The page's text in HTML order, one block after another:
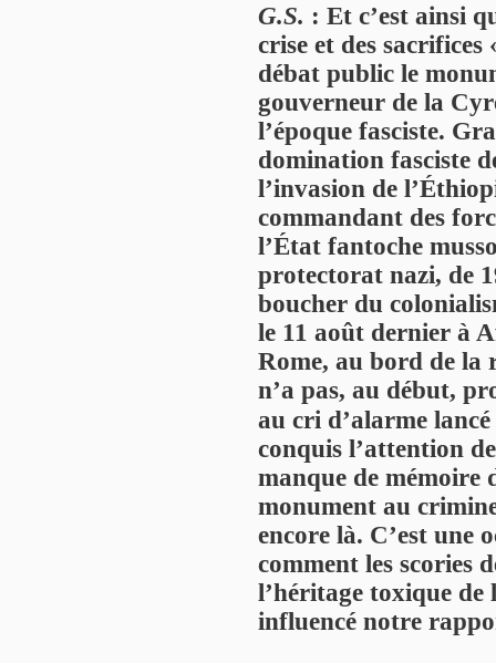
G.S. : Et c’est ainsi
crise et des
débat public le
gouverneur de la
l’époque fasciste.
domination fasciste
l’invasion de
commandant des
l’État fantoche
protectorat nazi, de
boucher du
le 11 août dernier à
Rome, au bord de la
n’a pas, au début,
au cri d’alarme
conquis l’attention
manque de mémoire
monument au
encore là. C’est une
comment les scories
l’héritage toxique de
influencé notre